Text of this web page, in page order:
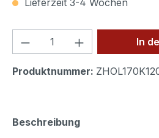
Lieferzeit 3-4 Wochen
Produkt Anzahl: Gib
In
Produktnummer:
Beschreibung